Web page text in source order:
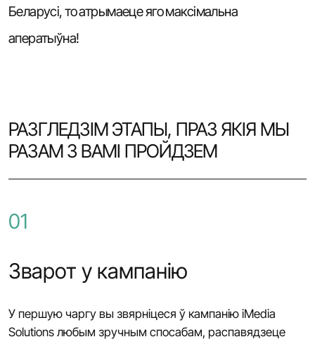
Беларусі, то атрымаеце яго максімальна
аператыўна!
РАЗГЛЕДЗІМ ЭТАПЫ, ПРАЗ ЯКІЯ МЫ
РАЗАМ З ВАМІ ПРОЙДЗЕМ
01
Зварот у кампанію
У першую чаргу вы звярніцеся ў кампанію iMedia
Solutions любым зручным спосабам, распавядзеце